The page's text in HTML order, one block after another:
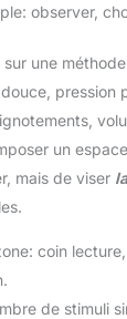
observer,
une
pression
un
mais de viser
coin
de stimuli